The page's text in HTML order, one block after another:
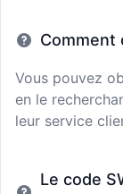
Comment
Vous pouvez
en le
leur service
Le code